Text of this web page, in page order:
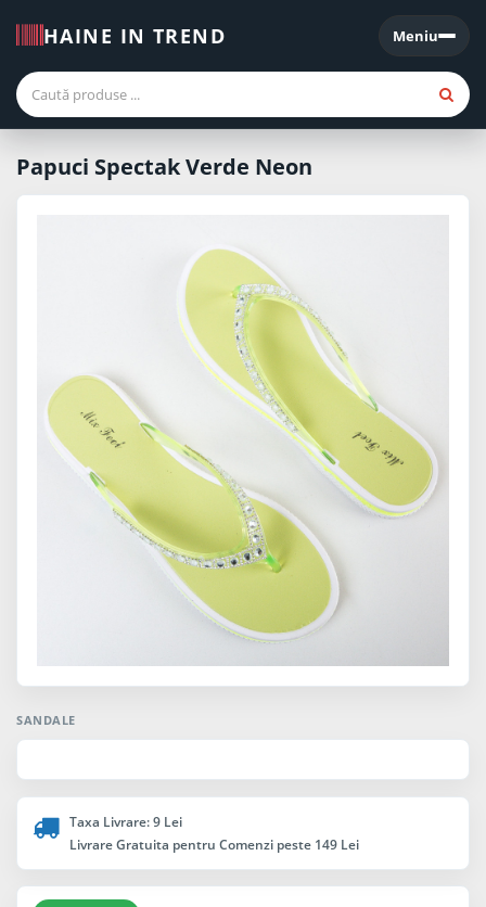
HAINE IN TREND Meniu
Meniu
Papuci Spectak Verde Neon
SANDALE
Taxa Livrare: 9 Lei
Livrare Gratuita pentru Comenzi peste 149 Lei